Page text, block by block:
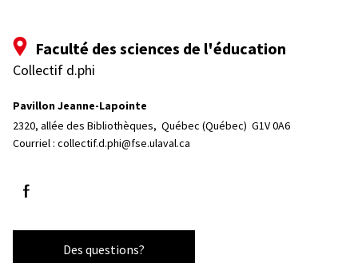
Faculté des sciences de l'éducation
Collectif d.phi
Pavillon Jeanne-Lapointe
2320, allée des Bibliothèques, Québec (Québec)  G1V 0A6
Courriel : collectif.d.phi@fse.ulaval.ca
Suivez-nous sur Facebook
Des questions?